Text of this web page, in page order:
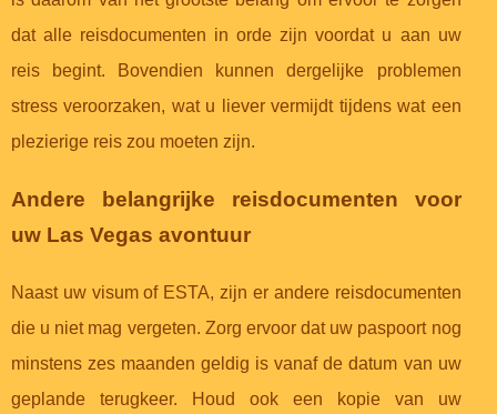
dat alle reisdocumenten in orde zijn voordat u aan uw
reis begint. Bovendien kunnen dergelijke problemen
stress veroorzaken, wat u liever vermijdt tijdens wat een
plezierige reis zou moeten zijn.
Andere belangrijke reisdocumenten voor
uw Las Vegas avontuur
Naast uw visum of ESTA, zijn er andere reisdocumenten
die u niet mag vergeten. Zorg ervoor dat uw paspoort nog
minstens zes maanden geldig is vanaf de datum van uw
geplande terugkeer. Houd ook een kopie van uw